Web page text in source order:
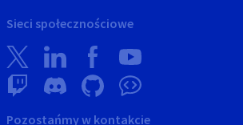
Sieci społecznościowe
Pozostańmy w kontakcie